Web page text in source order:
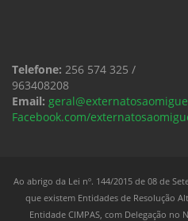
Telefone: 256 574 325 /
963408208
Email:
Facebook.com/
Ao abrigo da Lei nº. 144/2015 de 08 de
que existem Entidades de Resolução
Entidade CIMPAS, com Delegação no